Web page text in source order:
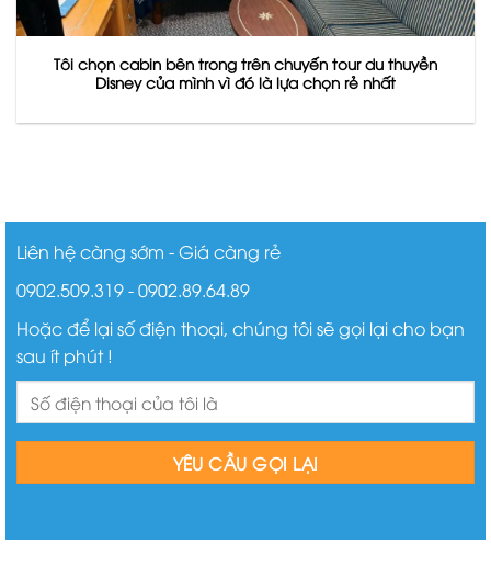
Tôi chọn cabin bên trong trên chuyến tour du thuyền
Disney của mình vì đó là lựa chọn rẻ nhất
Liên hệ càng sớm - Giá càng rẻ
0902.509.319 - 0902.89.64.89
Hoặc để lại số điện thoại, chúng tôi sẽ gọi lại cho bạn
sau ít phút !